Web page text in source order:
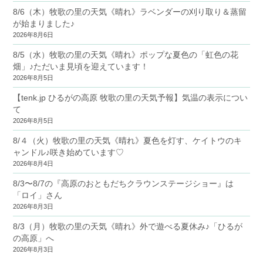
8/6（木）牧歌の里の天気《晴れ》ラベンダーの刈り取り＆蒸留
が始まりました♪
2026年8月6日
8/5（水）牧歌の里の天気《晴れ》ポップな夏色の「虹色の花
畑」♪ただいま見頃を迎えています！
2026年8月5日
【tenk.jp ひるがの高原 牧歌の里の天気予報】気温の表示につい
て
2026年8月5日
8/４（火）牧歌の里の天気《晴れ》夏色を灯す、ケイトウのキ
ャンドル♪咲き始めています♡
2026年8月4日
8/3〜8/7の『高原のおともだちクラウンステージショー』は
「ロイ」さん
2026年8月3日
8/3（月）牧歌の里の天気《晴れ》外で遊べる夏休み♪「ひるが
の高原」へ
2026年8月3日